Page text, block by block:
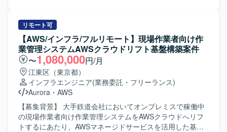
声認識を連携させた先進的なシステムの基盤構築に携わる
ことができ、マルチクラウド間ネットワークや非機能要件
設計など、インフラ領域における幅広い経験を積むことが
できます。要件整理から設計・構築・試験まで一貫して関
われるため、上流から下流までのスキルを強化できる環境
です。エンド側メンバーとの協働を通じて、技術だけでな
くマネジメントや教育の経験も得られます。 【開発環境】
AWS上の音声認識システム基盤とAzure上の生成AI基盤
（Azure OpenAI）を対象としたマルチクラウド構成となっ
ております。AWSではNLB、VPCエンドポイント、
PrivateLinkなどを利用し、Azureではサブスクリプションお
として安全かつ継続的に運用するための基盤づくりに深く
関わることができます。 スモールスタートから5年スパンで
の大規模展開を見据えたプロジェクトであり、立ち上げフ
ェーズから仕様検討やアーキテクチャ設計に関与できま
す。 移動支援や地域交通の維持、ドライバー不足などの社
会課題の解決に直結する社会インフラ領域に挑戦できる点
も大きな魅力です。 【開発環境】 クラウド：AWS または
GCP 基盤：EKS + マネージドサービス 言語：Go / React な
ど（予定） その他：マイクロサービス、データ処理設計 な
ど
である省庁の管理者および利用者向けに説明資料を作成
し、対面での技術説明や合意形成を実施していただきま
す。業務システムや基幹システム（クラウド/オンプレミ
ス）の移行におけるフロント対応および推進、ベンダーや
関連部署など各ステークホルダーとの利害調整・折衝業務
も担当していただきます。また、プロジェクトにおけるリ
ーダー/サブリーダーとしてタスク管理や進捗管理も行って
いただきます。 【求める人物像】 技術的な専門性に加え、
省庁のドキュメント文化を理解し、対面での丁寧なコミュ
ニケーションができる方を求めております。関係者との合
意形成を主体的にリードしながら、責任感を持ってプロジ
リモート可
【AWS/インフラ/フルリモート】現場作業者向け作
業管理システムAWSクラウドリフト基盤構築案件
〜1,080,000円/月
江東区（東京都）
インフラエンジニア(業務委託・フリーランス)
Aurora ・ AWS
【募集背景】 大手鉄道会社においてオンプレミスで稼働中
の現場作業者向け作業管理システムをAWSクラウドへリフ
トするにあたり、AWSマネージドサービスを活用した基盤